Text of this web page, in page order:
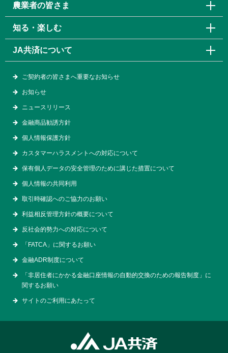
農業者の皆さま
知る・楽しむ
JA共済について
ご契約者の皆さまへ重要なお知らせ
お知らせ
ニュースリリース
金融商品勧誘方針
個人情報保護方針
カスタマーハラスメントへの対応について
保有個人データの安全管理のために講じた措置について
個人情報の共同利用
取引時確認へのご協力のお願い
利益相反管理方針の概要について
反社会的勢力への対応について
「FATCA」に関するお願い
金融ADR制度について
「非居住者にかかる金融口座情報の自動的交換のための報告制度」に
関するお願い
サイトのご利用にあたって